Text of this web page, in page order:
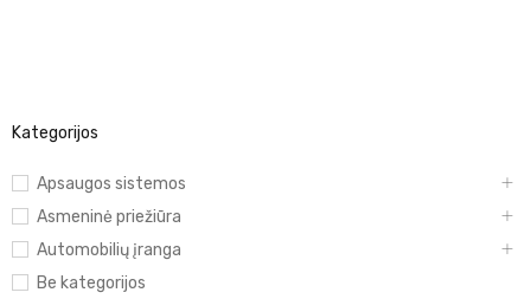
Kategorijos
Apsaugos sistemos
Asmeninė priežiūra
Automobilių įranga
Be kategorijos